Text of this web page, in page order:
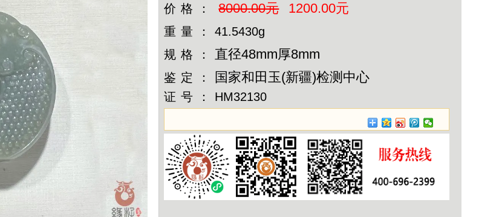
价格：
8000.00元 1200.00元
重量：41.5430g
规格： 直径48mm厚8mm
鉴定： 国家和田玉(新疆)检测中心
证号： HM32130